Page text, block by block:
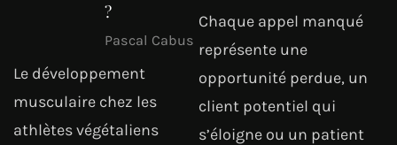
?
Pascal Cabus
Le développement
musculaire chez les
athlètes végétaliens
Chaque appel manqué
représente une
opportunité perdue, un
client potentiel qui
s’éloigne ou un patient